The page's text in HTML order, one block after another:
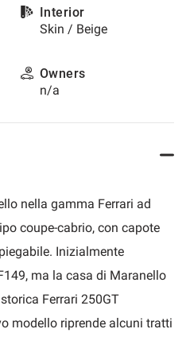
Interior
Skin / Beige
Owners
n/a
nella gamma Ferrari ad
coupe-cabrio, con capote
Inizialmente
ma la casa di Maranello
Ferrari 250GT
modello riprende alcuni tratti